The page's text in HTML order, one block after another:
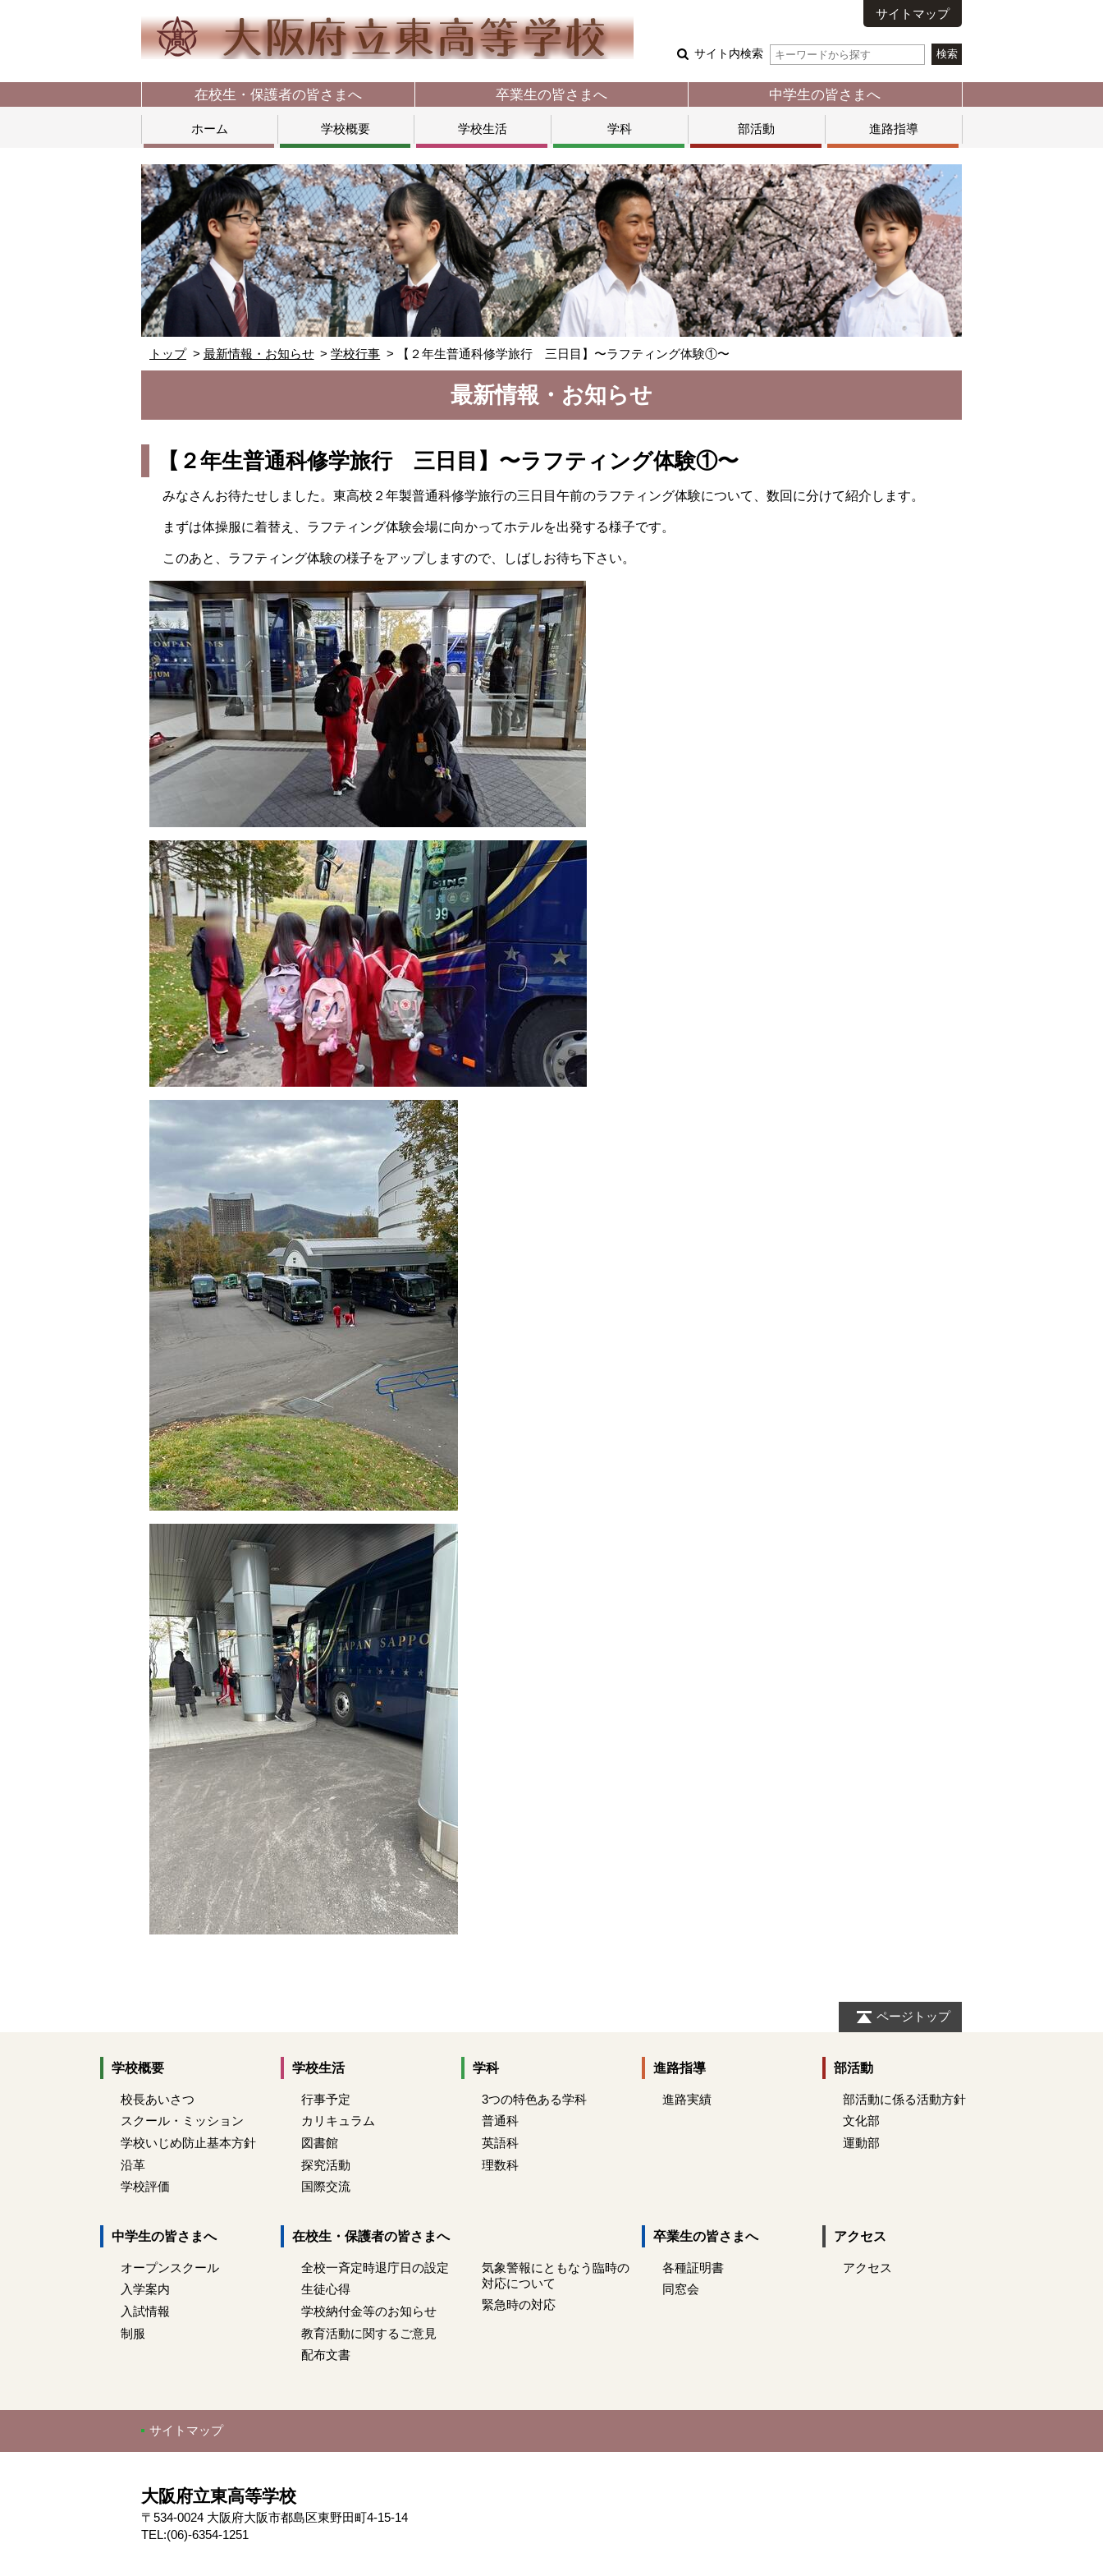
サイトマップ
サイト内検索
在校生・保護者の皆さまへ 卒業生の皆さまへ 中学生の皆さまへ
ホーム 学校概要 学校生活 学科 部活動 進路指導
トップ 最新情報・お知らせ 学校行事 【２年生普通科修学旅行 三日目】〜ラフティング体験①〜
最新情報・お知らせ
【２年生普通科修学旅行 三日目】〜ラフティング体験①〜
みなさんお待たせしました。東高校２年製普通科修学旅行の三日目午前のラフティング体験について、数回に分けて紹介します。
まずは体操服に着替え、ラフティング体験会場に向かってホテルを出発する様子です。
このあと、ラフティング体験の様子をアップしますので、しばしお待ち下さい。
ページトップ
学校概要
校長あいさつ
スクール・ミッション
学校いじめ防止基本方針
沿革
学校評価
学校生活
行事予定
カリキュラム
図書館
探究活動
国際交流
学科
3つの特色ある学科
普通科
英語科
理数科
進路指導
進路実績
部活動
部活動に係る活動方針
文化部
運動部
中学生の皆さまへ
オープンスクール
入学案内
入試情報
制服
在校生・保護者の皆さまへ
全校一斉定時退庁日の設定
生徒心得
学校納付金等のお知らせ
教育活動に関するご意見
配布文書
気象警報にともなう臨時の
対応について
緊急時の対応
卒業生の皆さまへ
各種証明書
同窓会
アクセス
アクセス
サイトマップ
大阪府立東高等学校
〒534-0024 大阪府大阪市都島区東野田町4-15-14
TEL:(06)-6354-1251